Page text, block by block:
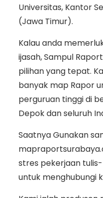
Universitas, Kantor
(Jawa Timur).
Kalau anda
ijasah, Sampul
pilihan yang tepat.
banyak map Rapor
perguruan tinggi di
Depok dan seluruh
Saatnya Gunakan
stres pekerjaan
untuk menghubungi